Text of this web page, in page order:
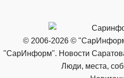
© 2006-2026 ©
"СарИнформ". Новости
Люди, места,